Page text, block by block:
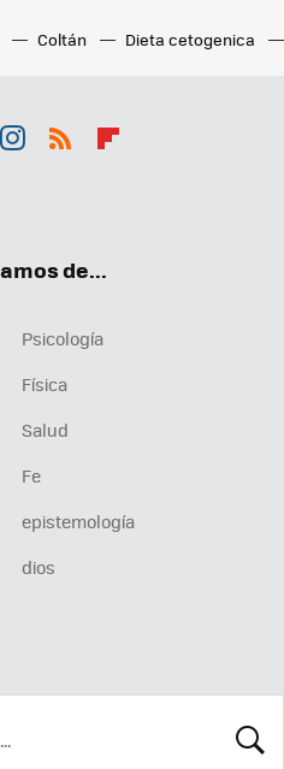
Coltán Dieta cetogenica
de...
Psicología
Física
Salud
Fe
epistemología
dios